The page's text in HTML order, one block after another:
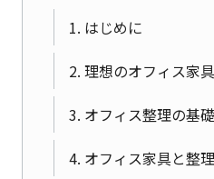
1. はじめに
2. 理想のオフィス家
3. オフィス整理の基
4. オフィス家具と整